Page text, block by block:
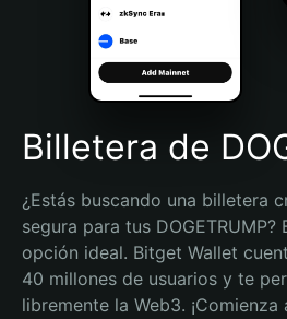
Português (Brasil)
Español (Argentina)
Billetera de
¿Estás buscando una billetera
segura para tus DOGETRUMP?
opción ideal. Bitget Wallet
40 millones de usuarios y te
libremente la Web3. ¡Comienza